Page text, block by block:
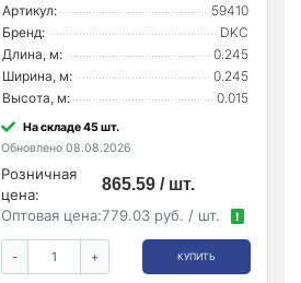
Артикул:
59410
Бренд:
DKC
Длина, м:
0.245
Ширина, м:
0.245
Высота, м:
0.015
На складе 45 шт.
Обновлено 08.08.2026
Розничная
цена:
865.59 / шт.
Оптовая цена:779.03 руб. / шт. !
- + КУПИТЬ